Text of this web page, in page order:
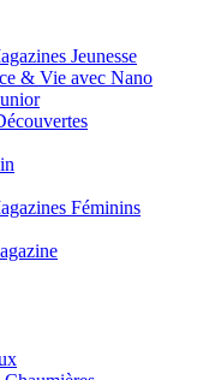
Jeunesse
& Vie avec Nano
Féminins